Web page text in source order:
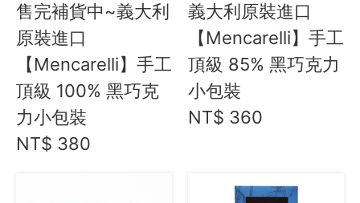
合作與廣告
媒體推薦與報導
隱私保護
售完補貨中~義大利
原裝進口
【Mencarelli】手工
頂級 100% 黑巧克
力小包裝
NT$ 380
義大利原裝進口
【Mencarelli】手工
頂級 85% 黑巧克力
小包裝
NT$ 360